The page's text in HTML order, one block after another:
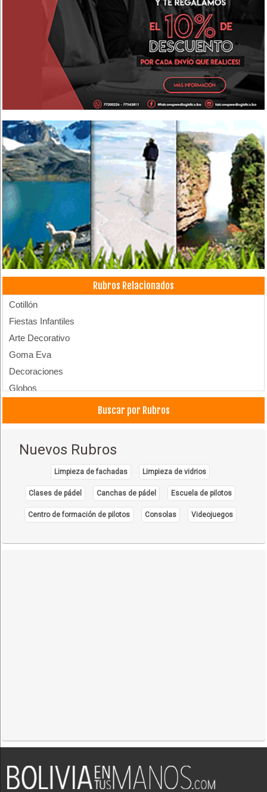
Rubros Relacionados
Cotillón
Fiestas Infantiles
Arte Decorativo
Goma Eva
Decoraciones
Globos
Decoración de Cumpleaños Infantiles
Buscar por Rubros
Nuevos Rubros
Limpieza de fachadas Limpieza de vidrios
Clases de pádel Canchas de pádel Escuela de pilotos
Centro de formación de pilotos Consolas Videojuegos